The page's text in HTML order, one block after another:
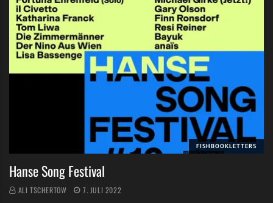
FISHBOOKLETTERS
Hanse Song Festival
ALI TSCHERTOW 7. JULI 2022